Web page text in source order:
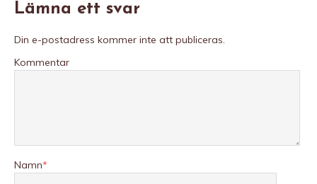
Lämna ett svar
Din e-postadress kommer inte att publiceras.
Kommentar
Namn*